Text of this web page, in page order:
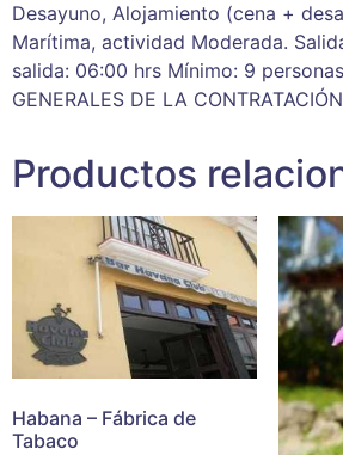
Desayuno, Alojamiento (cena +
Marítima, actividad Moderada.
salida: 06:00 hrs Mínimo: 9
GENERALES DE LA
Productos
Habana – Fábrica de
Tabaco